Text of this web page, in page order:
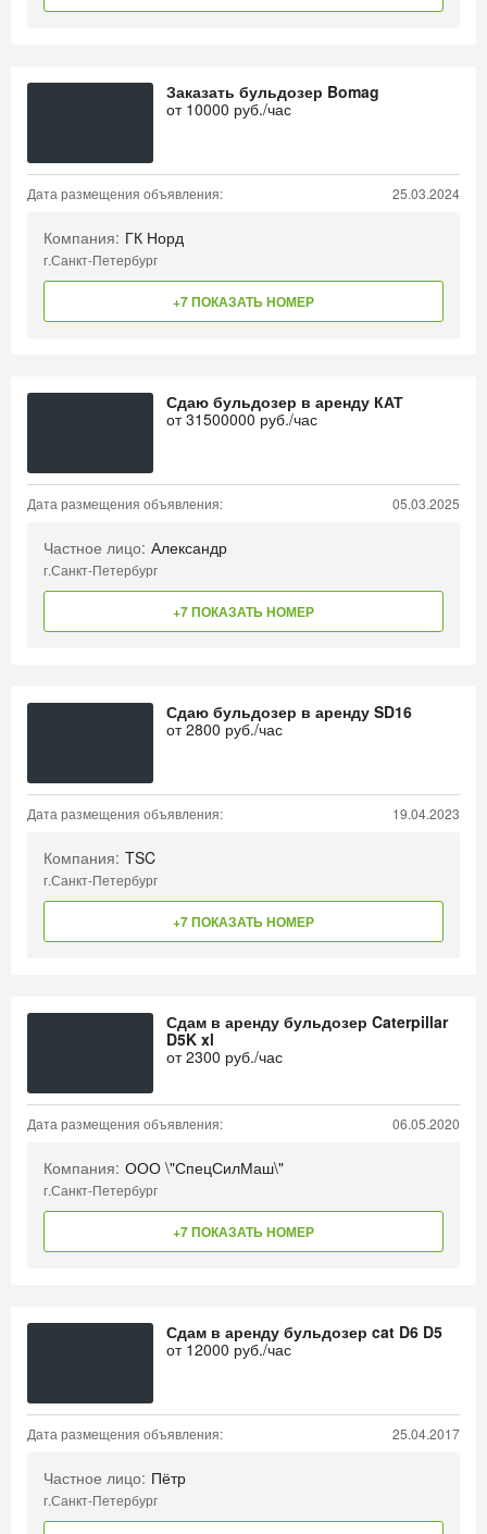
Заказать бульдозер Bomag
от 10000 руб./час
Дата размещения объявления: 25.03.2024
Компания: ГК Норд
г.Санкт-Петербург
+7 ПОКАЗАТЬ НОМЕР
Сдаю бульдозер в аренду КАТ
от31500000 руб./час
Дата размещения объявления: 05.03.2025
Частное лицо: Александр
г.Санкт-Петербург
+7 ПОКАЗАТЬ НОМЕР
Сдаю бульдозер в аренду SD16
от2800 руб./час
Дата размещения объявления: 19.04.2023
Компания: TSC
г.Санкт-Петербург
+7 ПОКАЗАТЬ НОМЕР
Сдам в аренду бульдозер Caterpillar
D5K xl
от2300 руб./час
Дата размещения объявления: 06.05.2020
Компания: ООО \"СпецСилМаш\"
г.Санкт-Петербург
+7 ПОКАЗАТЬ НОМЕР
Сдам в аренду бульдозер cat D6 D5
от 12000 руб./час
Дата размещения объявления: 25.04.2017
Частное лицо: Пётр
г.Санкт-Петербург